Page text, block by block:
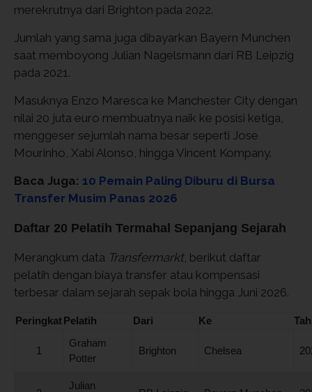
merekrutnya dari Brighton pada 2022.
Jumlah yang sama juga dibayarkan Bayern Munchen
saat memboyong Julian Nagelsmann dari RB Leipzig
pada 2021.
Masuknya Enzo Maresca ke Manchester City dengan
nilai 20 juta euro membuatnya naik ke posisi ketiga,
menggeser sejumlah nama besar seperti Jose
Mourinho, Xabi Alonso, hingga Vincent Kompany.
Baca Juga: 10 Pemain Paling Diburu di Bursa
Transfer Musim Panas 2026
Daftar 20 Pelatih Termahal Sepanjang Sejarah
Merangkum data Transfermarkt, berikut daftar
pelatih dengan biaya transfer atau kompensasi
terbesar dalam sejarah sepak bola hingga Juni 2026.
PeringkatPelatih Dari Ke
1
Graham
Potter
Brighton Chelsea
Julian